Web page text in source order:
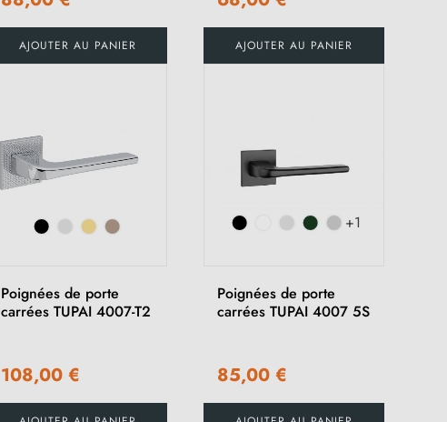
AJOUTER AU PANIER AJOUTER AU PANIER
Poignées de porte
carrées TUPAI 4007-T2
108,00 €
+1
Poignées de porte
carrées TUPAI 4007 5S
85,00 €